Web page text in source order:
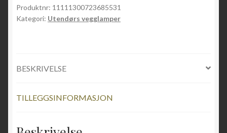
Produktnr: 11111300723685531
Kategori: Utendørs vegglamper
BESKRIVELSE
TILLEGGSINFORMASJON